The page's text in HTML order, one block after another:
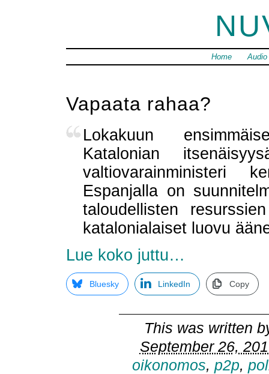
Home Audio
Vapaata rahaa?
Lokakuun
Katalonian
valtiovarainministeri
Espanjalla on
taloudellisten
katalonialaiset luovu
Lue koko juttu…
Bluesky LinkedIn Copy
This was written
September 26,
oikonomos, p2p,